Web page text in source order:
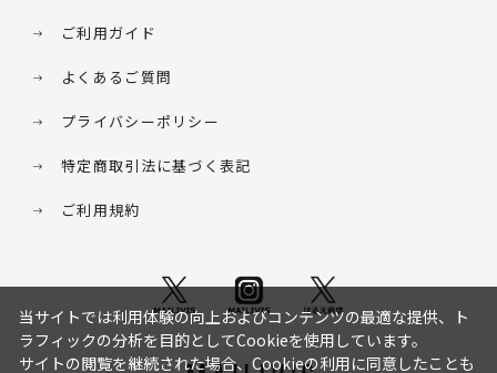
ご利用ガイド
よくあるご質問
プライバシーポリシー
特定商取引法に基づく表記
ご利用規約
当サイトでは利用体験の向上およびコンテンツの最適な提供、ト
ラフィックの分析を目的としてCookieを使用しています。
サイトの閲覧を継続された場合、Cookieの利用に同意したことも